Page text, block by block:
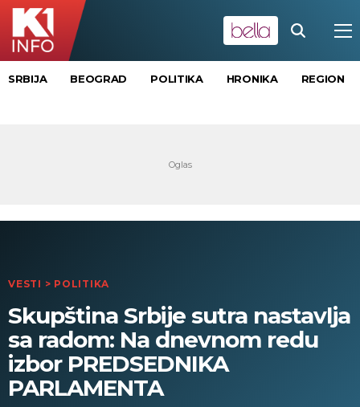
SRBIJA BEOGRAD POLITIKA HRONIKA REGION
VESTI > POLITIKA
Skupština Srbije sutra nastavlja
sa radom: Na dnevnom redu
izbor PREDSEDNIKA
PARLAMENTA